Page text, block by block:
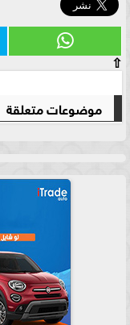
⇧
موضوعات متعلقة